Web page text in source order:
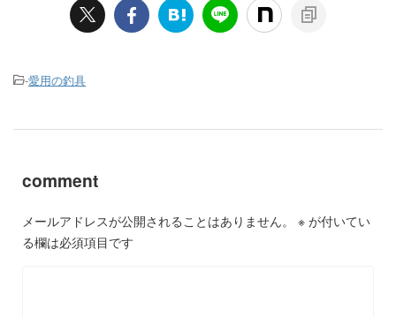
-愛用の釣具
comment
メールアドレスが公開されることはありません。 ※ が付いてい
る欄は必須項目です